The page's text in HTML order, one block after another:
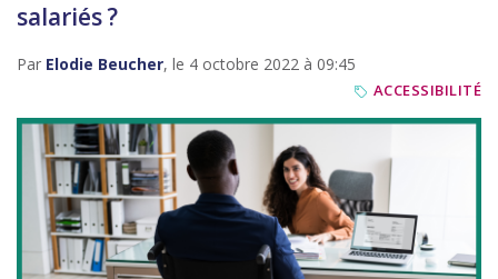
salariés ?
Par Elodie Beucher, le 4 octobre 2022 à 09:45
ACCESSIBILITÉ